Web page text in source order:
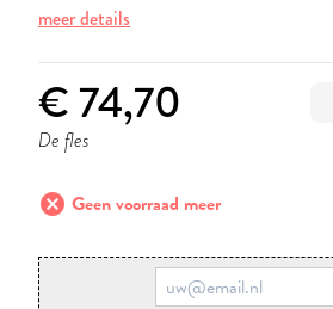
meer details
€ 74,70
De fles
cancel Geen voorraad meer